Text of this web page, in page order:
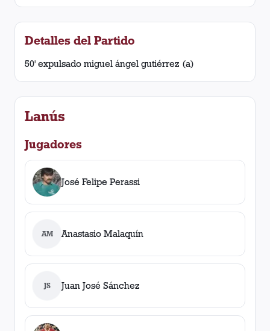
Detalles del Partido
50' expulsado miguel ángel gutiérrez (a)
Lanús
Jugadores
José Felipe Perassi
AM Anastasio Malaquín
JS Juan José Sánchez